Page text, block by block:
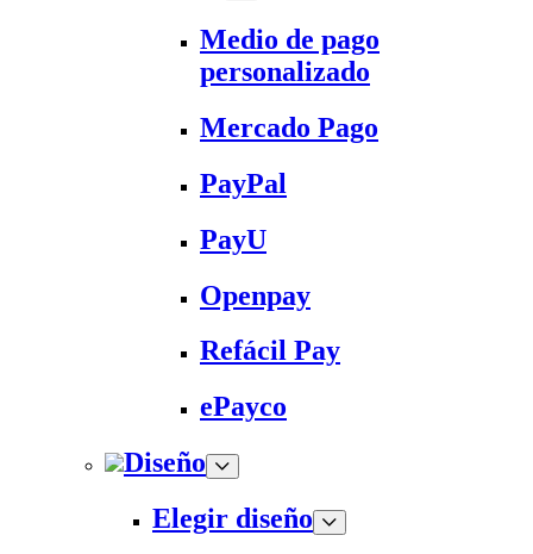
Medio de pago
personalizado
Mercado Pago
PayPal
PayU
Openpay
Refácil Pay
ePayco
Diseño
Elegir diseño